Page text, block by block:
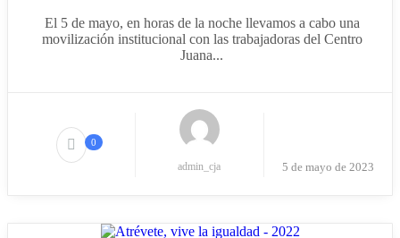
El 5 de mayo, en horas de la noche llevamos a cabo una
movilización institucional con las trabajadoras del Centro
Juana...
0
admin_cja 5 de mayo de 2023